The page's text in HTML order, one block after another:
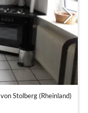
Stolberg (Rheinland)